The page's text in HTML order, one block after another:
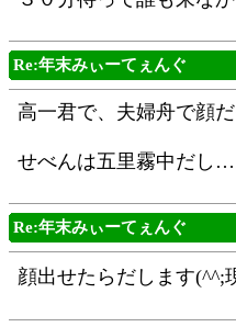
Re:年末みぃーてぇんぐ
高一君で、夫婦舟で顔
せべんは五里霧中だし…
Re:年末みぃーてぇんぐ
顔出せたらだします(^^;